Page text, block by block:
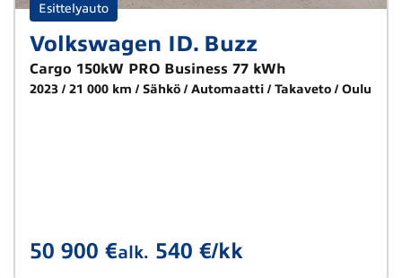
Esittelyauto
Volkswagen ID. Buzz
Cargo 150kW PRO Business 77 kWh
2023 21 000 km Sähkö Automaatti Takaveto Oulu
50 900 €alk. 540 €/kk